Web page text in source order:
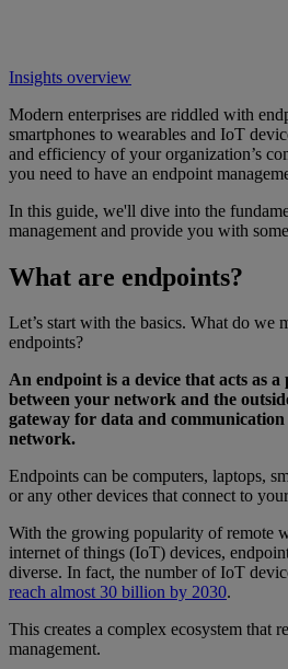
Insights overview
Modern enterprises are riddled with
smartphones to wearables and IoT
and efficiency of your organization’s
you need to have an endpoint
In this guide, we'll dive into the
management and provide you with
What are endpoints?
Let’s start with the basics. What do we
endpoints?
An endpoint is a device that acts as
between your network and the
gateway for data and
network.
Endpoints can be computers, laptops,
or any other devices that connect to
With the growing popularity of remote
internet of things (IoT) devices,
diverse. In fact, the number of IoT
reach almost 30 billion by 2030.
This creates a complex ecosystem that
management.